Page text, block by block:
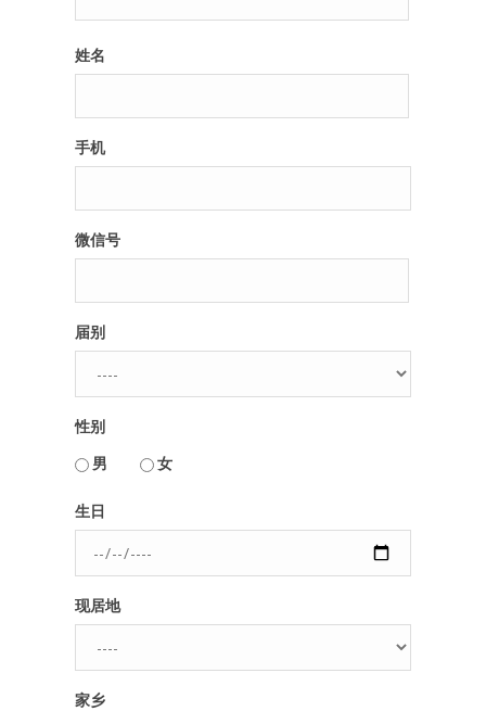
用户名或Email
记住我的登录状态
出彩2016
辉煌2013
梦工坊圈
人脉圈
信息圈
品牌的力量
姓名
手机
微信号
届别
性别
男
女
生日
现居地
家乡